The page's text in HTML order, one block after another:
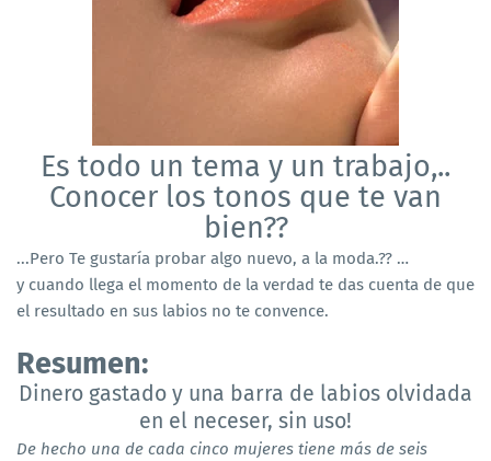
Es todo un tema y un trabajo,..
Conocer los tonos que te van
bien??
...Pero Te gustaría probar algo nuevo, a la moda.?? …
y cuando llega el momento de la verdad te das cuenta de que
el resultado en sus labios no te convence.
Resumen:
Dinero gastado y una barra de labios olvidada
en el neceser, sin uso!
De hecho una de cada cinco mujeres tiene más de seis